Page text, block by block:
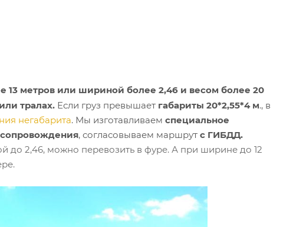
13 метров или шириной более 2,46 и весом более 20
тралах. Если груз превышает габариты 20*2,55*4 м., в
негабарита. Мы изготавливаем специальное
, согласовываем маршрут с ГИБДД.
до 2,46, можно перевозить в фуре. А при ширине до 12